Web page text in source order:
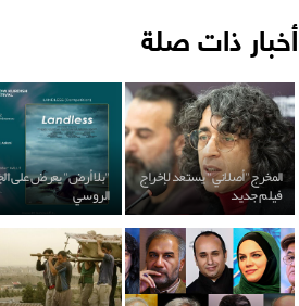
أخبار ذات صلة
المخرج "أصلاني" يستعد لإخراج
فيلم جديد
"بلا أرض" يعرض على
الروسي